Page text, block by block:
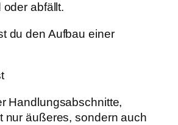
abfällt.
du den Aufbau einer
Handlungsabschnitte,
nur äußeres, sondern auch